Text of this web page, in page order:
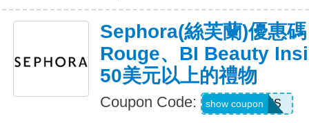
Sephora(絲芙蘭)優惠
Rouge、BI Beauty
50美元以上的禮物
Coupon Code: KGENESIS
show coupon